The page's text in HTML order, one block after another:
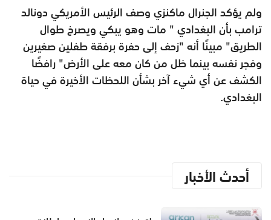
ولم يؤكد الجنرال ماكنزي وصف الرئيس الأمريكي دونالد
ترامب بأن البغدادي " مات وهو يبكي ويصرخ طوال
الطريق" مبينًا أنه "زحف إلى حفرة برفقة طفلين صغيرين
وفجر نفسه بينما ظل من كان معه على الأرض" رافضًا
الكشف عن أي شيء آخر بشأن اللحظات الأخيرة في حياة
البغدادي.
أحدث الأخبار